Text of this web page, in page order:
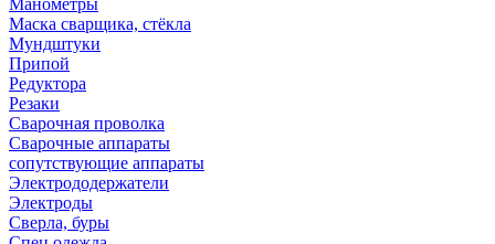
Манометры
Маска сварщика, стёкла
Мундштуки
Припой
Редуктора
Резаки
Сварочная проволка
Сварочные аппараты
сопутствующие аппараты
Электрододержатели
Электроды
Сверла, буры